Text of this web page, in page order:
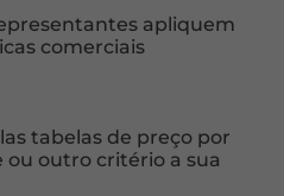
apliquem
comerciais
tabelas de preço por
outro critério a sua